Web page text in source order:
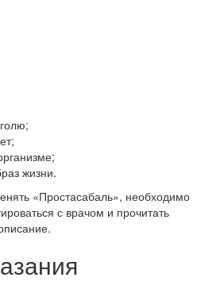
жизни.
«Простасабаль», необходимо
с врачом и прочитать